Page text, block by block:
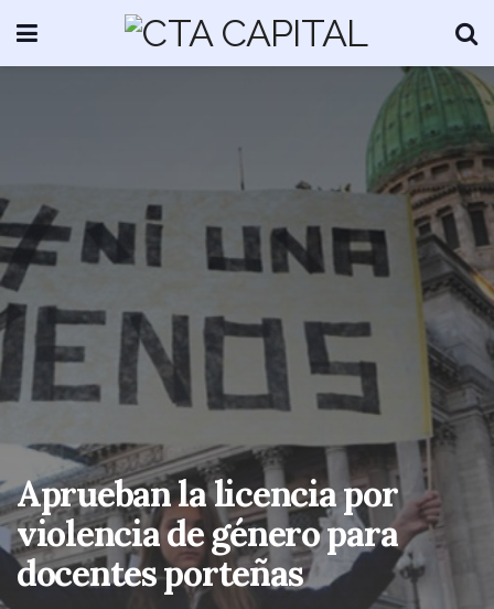
Aprueban la licencia por
violencia de género para
docentes porteñas